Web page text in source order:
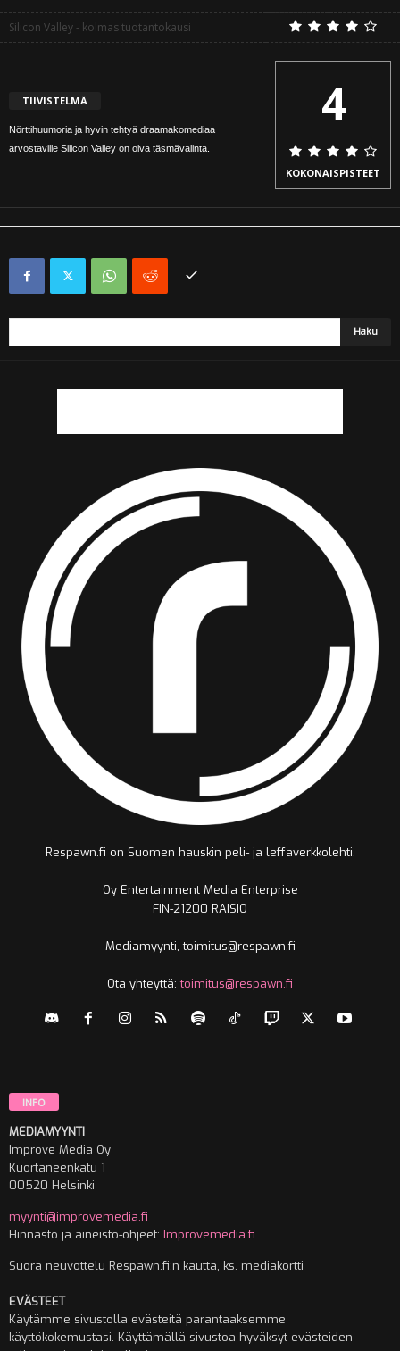
Silicon Valley - kolmas tuotantokausi
TIIVISTELMÄ
Nörttihuumoria ja hyvin tehtyä draamakomediaa
arvostaville Silicon Valley on oiva täsmävalinta.
4
KOKONAISPISTEET
Respawn.fi on Suomen hauskin peli- ja leffaverkkolehti.
Oy Entertainment Media Enterprise
FIN-21200 RAISIO
Mediamyynti, toimitus@respawn.fi
Ota yhteyttä:toimitus@respawn.fi
INFO
MEDIAMYYNTI
Improve Media Oy
Kuortaneenkatu 1
00520 Helsinki
myynti@improvemedia.fi
Hinnasto ja aineisto-ohjeet: Improvemedia.fi
Suora neuvottelu Respawn.fi:n kautta, ks. mediakortti
EVÄSTEET
Käytämme sivustolla evästeitä parantaaksemme
käyttökokemustasi. Käyttämällä sivustoa hyväksyt evästeiden